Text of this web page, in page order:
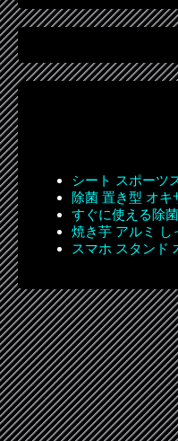
シート スポーツ
除菌 置き型 オキ
すぐに使える除
焼き芋 アルミ し
スマホ スタンド